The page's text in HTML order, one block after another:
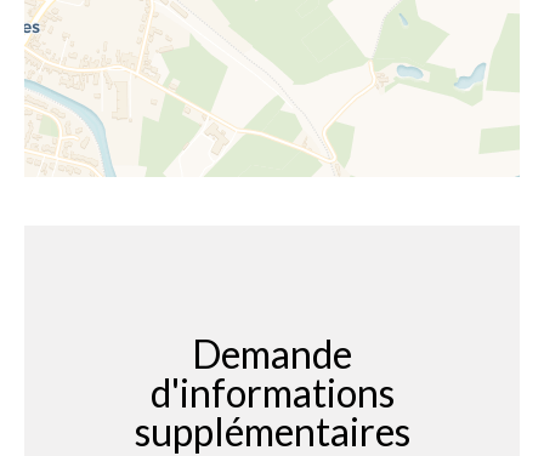
Demande
d'informations
supplémentaires